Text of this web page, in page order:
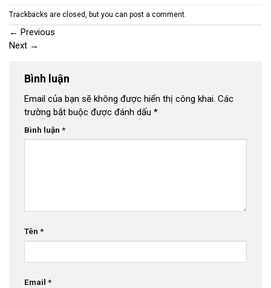
Trackbacks are closed, but you can post a comment.
← Previous
Next →
Bình luận
Email của bạn sẽ không được hiển thị công khai. Các
trường bắt buộc được đánh dấu *
Bình luận *
Tên *
Email *